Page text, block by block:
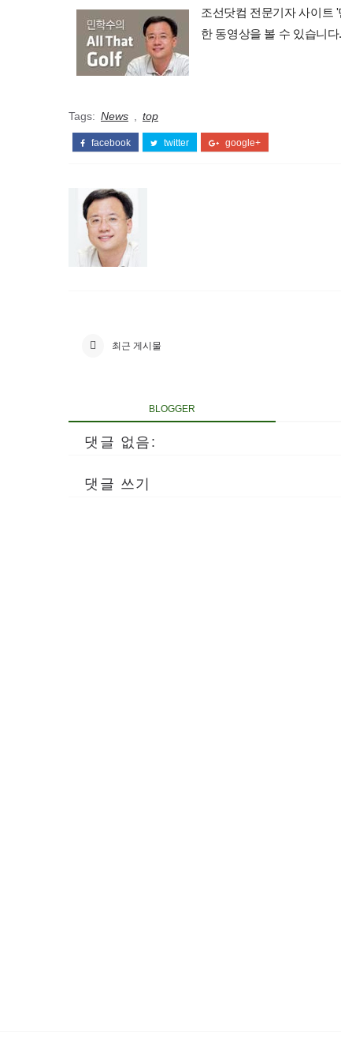
조선닷컴 전문기자 사이트
한 동영상을 볼 수 있습니
Tags: News top
facebook twitter google+
최근 게시물
BLOGGER
댓글 없음:
댓글 쓰기